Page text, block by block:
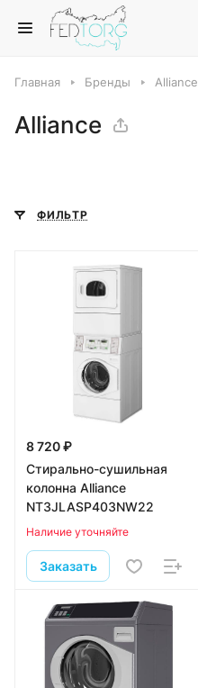
Главная Бренды Alliance
Alliance
ФИЛЬТР
8 720 ₽
Стирально-сушильная
колонна Alliance
NT3JLASP403NW22
Наличие уточняйте
Заказать